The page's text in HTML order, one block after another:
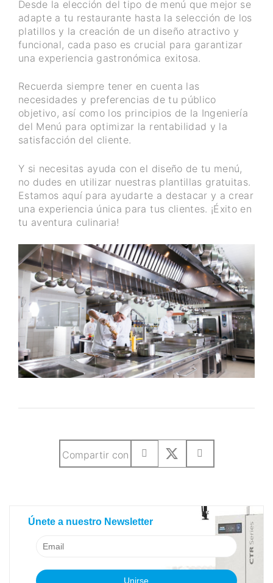
Desde la elección del tipo de menú que mejor se
adapte a tu restaurante hasta la selección de los
platillos y la creación de un diseño atractivo y
funcional, cada paso es crucial para garantizar
una experiencia gastronómica exitosa.
Recuerda siempre tener en cuenta las
necesidades y preferencias de tu público
objetivo, así como los principios de la Ingeniería
del Menú para optimizar la rentabilidad y la
satisfacción del cliente.
Y si necesitas ayuda con el diseño de tu menú,
no dudes en utilizar nuestras plantillas gratuitas.
Estamos aquí para ayudarte a destacar y a crear
una experiencia única para tus clientes. ¡Éxito en
tu aventura culinaria!
Compartir con
Únete a nuestro Newsletter